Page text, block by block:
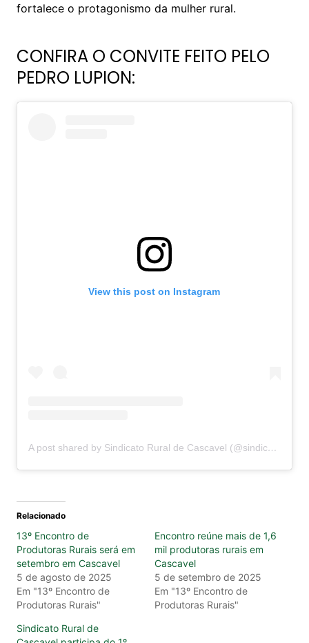
fortalece o protagonismo da mulher rural.
CONFIRA O CONVITE FEITO PELO
PEDRO LUPION:
View this post on Instagram
A post shared by Sindicato Rural de Cascavel (@sindicatoruraldecascavel)
Relacionado
13º Encontro de
Produtoras Rurais será em
setembro em Cascavel
5 de agosto de 2025
Em "13º Encontro de
Produtoras Rurais"
Encontro reúne mais de 1,6
mil produtoras rurais em
Cascavel
5 de setembro de 2025
Em "13º Encontro de
Produtoras Rurais"
Sindicato Rural de